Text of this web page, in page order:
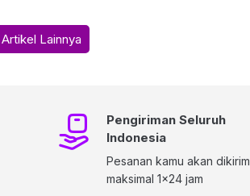
Artikel Lainnya
Pengiriman Seluruh
Indonesia
Pesanan kamu akan dikirim
maksimal 1x24 jam